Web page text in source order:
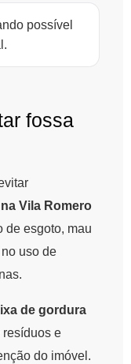
possível
fossa
Vila Romero
de esgoto, mau
uso de
de gordura
resíduos e
do imóvel.